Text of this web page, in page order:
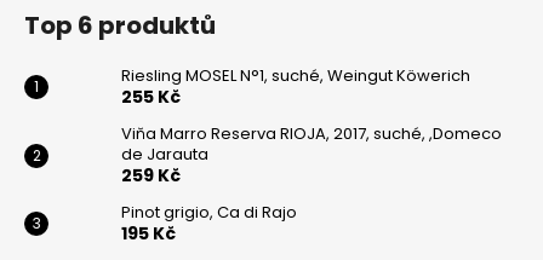
Top 6 produktů
Riesling MOSEL N°1, suché, Weingut Köwerich
255 Kč
Viňa Marro Reserva RIOJA, 2017, suché, ,Domeco
de Jarauta
259 Kč
Pinot grigio, Ca di Rajo
195 Kč